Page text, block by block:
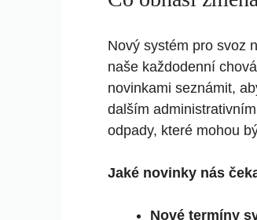
Nový systém pro svoz
naše každodenní
novinkami seznámit,
dalším
odpady, které mohou
Jaké novinky nás
Nové termíny